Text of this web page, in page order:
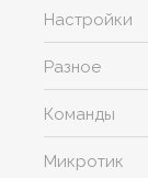
Настройки
Разное
Команды
Микротик